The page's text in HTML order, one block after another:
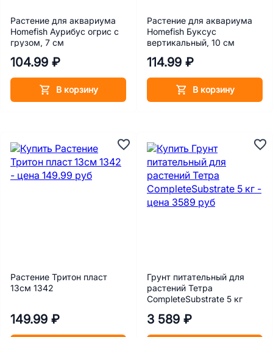
Растение для аквариума
Homefish Аурибус огрис с
грузом, 7 см
104.99 ₽
В корзину
Растение для аквариума
Homefish Буксус
вертикальный, 10 см
114.99 ₽
В корзину
Растение Тритон пласт
13см 1342
149.99 ₽
Грунт питательный для
растений Тетра
CompleteSubstrate 5 кг
3 589 ₽